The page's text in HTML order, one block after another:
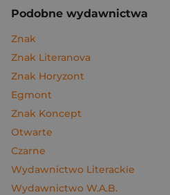
Podobne wydawnictwa
Znak
Znak Literanova
Znak Horyzont
Egmont
Znak Koncept
Otwarte
Czarne
Wydawnictwo Literackie
Wydawnictwo W.A.B.